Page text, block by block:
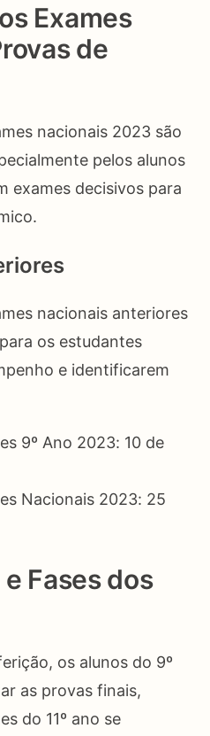
Exames
de
nacionais 2023 são
pelos alunos
exames decisivos para
nacionais anteriores
os estudantes
e identificarem
9º Ano 2023: 10 de
Nacionais 2023: 25
Fases dos
os alunos do 9º
as provas finais,
do 11º ano se